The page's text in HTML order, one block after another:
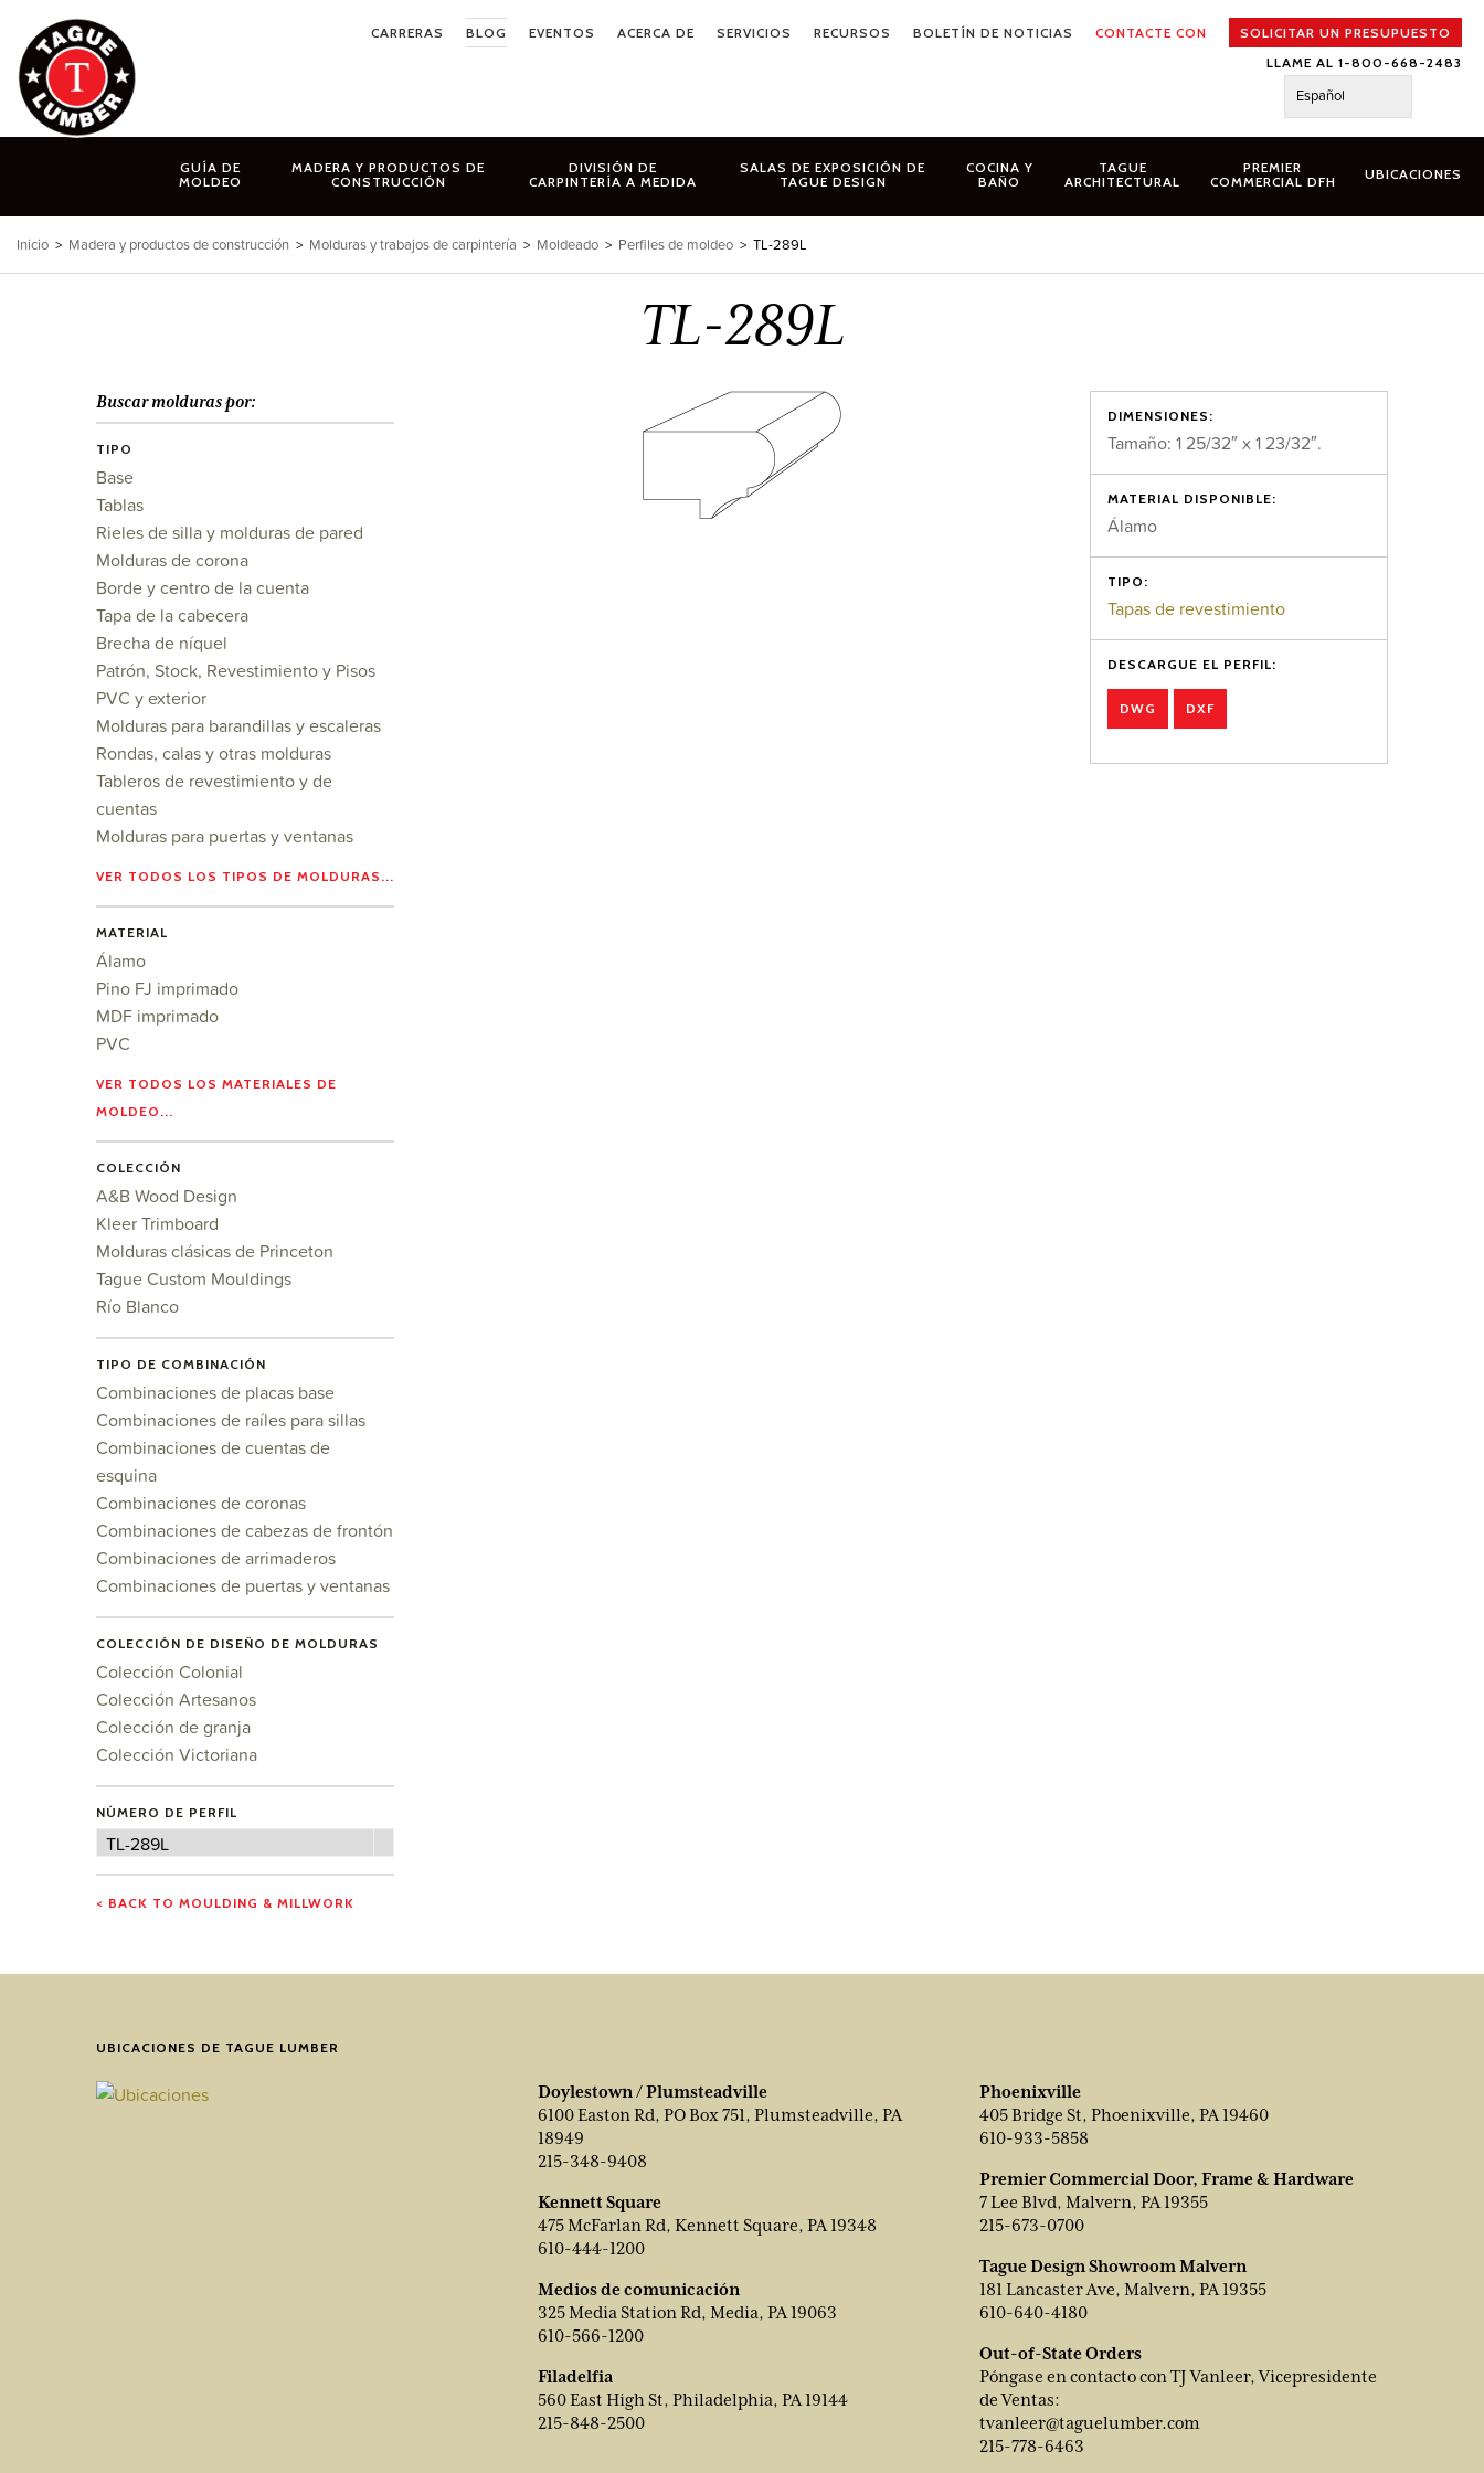
contenido
CARRERAS BLOG EVENTOS ACERCA DE SERVICIOS RECURSOS BOLETÍN DE NOTICIAS CONTACTE CON
SOLICITAR UN PRESUPUESTO
LLAME AL 1-800-668-2483
Español
GUÍA DE
MOLDEO
MADERA Y PRODUCTOS DE
CONSTRUCCIÓN
DIVISIÓN DE
CARPINTERÍA A MEDIDA
SALAS DE EXPOSICIÓN DE
TAGUE DESIGN
COCINA Y
BAÑO
TAGUE
ARCHITECTURAL
PREMIER
COMMERCIAL DFH
UBICACIONES
Inicio > Madera y productos de construcción > Molduras y trabajos de carpintería > Moldeado > Perfiles de moldeo > TL-289L
TL-289L
DIMENSIONES:
Tamaño: 1 25/32″ x 1 23/32″.
MATERIAL DISPONIBLE:
Álamo
TIPO:
Tapas de revestimiento
DESCARGUE EL PERFIL:
DWG DXF
Buscar molduras por:
TIPO
Base
Tablas
Rieles de silla y molduras de pared
Molduras de corona
Borde y centro de la cuenta
Tapa de la cabecera
Brecha de níquel
Patrón, Stock, Revestimiento y Pisos
PVC y exterior
Molduras para barandillas y escaleras
Rondas, calas y otras molduras
Tableros de revestimiento y de
cuentas
Molduras para puertas y ventanas
VER TODOS LOS TIPOS DE MOLDURAS...
MATERIAL
Álamo
Pino FJ imprimado
MDF imprimado
PVC
VER TODOS LOS MATERIALES DE
MOLDEO...
COLECCIÓN
A&B Wood Design
Kleer Trimboard
Molduras clásicas de Princeton
Tague Custom Mouldings
Río Blanco
TIPO DE COMBINACIÓN
Combinaciones de placas base
Combinaciones de raíles para sillas
Combinaciones de cuentas de
esquina
Combinaciones de coronas
Combinaciones de cabezas de frontón
Combinaciones de arrimaderos
Combinaciones de puertas y ventanas
COLECCIÓN DE DISEÑO DE MOLDURAS
Colección Colonial
Colección Artesanos
Colección de granja
Colección Victoriana
NÚMERO DE PERFIL
Número
perfil
TL-289L
< BACK TO MOULDING & MILLWORK
UBICACIONES DE TAGUE LUMBER
Doylestown / Plumsteadville
6100 Easton Rd, PO Box 751, Plumsteadville, PA
18949
215-348-9408
Kennett Square
475 McFarlan Rd, Kennett Square, PA 19348
610-444-1200
Medios de comunicación
325 Media Station Rd, Media, PA 19063
610-566-1200
Filadelfia
560 East High St, Philadelphia, PA 19144
215-848-2500
Phoenixville
405 Bridge St, Phoenixville, PA 19460
610-933-5858
Premier Commercial Door, Frame & Hardware
7 Lee Blvd, Malvern, PA 19355
215-673-0700
Tague Design Showroom Malvern
181 Lancaster Ave, Malvern, PA 19355
610-640-4180
Out-of-State Orders
Póngase en contacto con TJ Vanleer, Vicepresidente
de Ventas:
tvanleer@taguelumber.com
215-778-6463